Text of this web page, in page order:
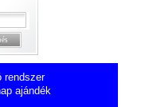
rendszer
ajándék